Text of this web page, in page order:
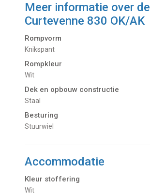
Meer informatie over de
Curtevenne 830 OK/AK
Rompvorm
Knikspant
Rompkleur
Wit
Dek en opbouw constructie
Staal
Besturing
Stuurwiel
Accommodatie
Kleur stoffering
Wit